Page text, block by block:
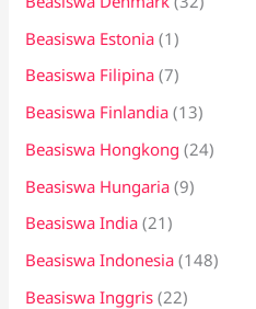
Beasiswa Estonia (1)
Beasiswa Filipina (7)
Beasiswa Finlandia (13)
Beasiswa Hongkong (24)
Beasiswa Hungaria (9)
Beasiswa India (21)
Beasiswa Indonesia (148)
Beasiswa Inggris (22)